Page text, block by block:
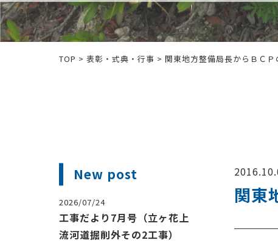
TOP > 表彰・式典・行事 > 関東地方整備局長からＢＣＰ
関東
New post
2026/07/24
工事だより7月号（立ヶ花上
流河道掘削外その2工事）